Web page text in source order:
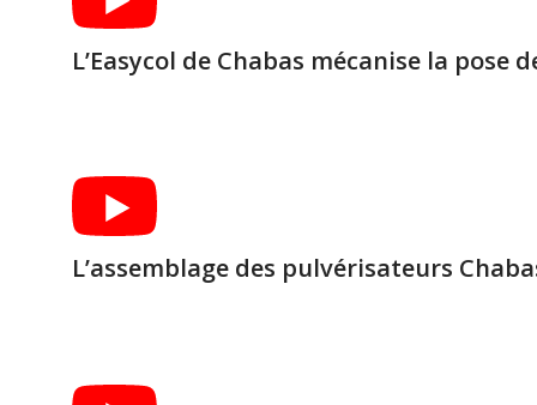
L’Easycol de Chabas mécanise la pose
L’assemblage des pulvérisateurs